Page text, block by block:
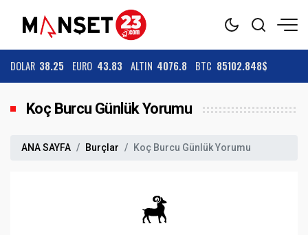
DOLAR 38.25 EURO 43.83 ALTIN 4076.8 BTC 85102.848$
Koç Burcu Günlük Yorumu
ANA SAYFA Burçlar Koç Burcu Günlük Yorumu